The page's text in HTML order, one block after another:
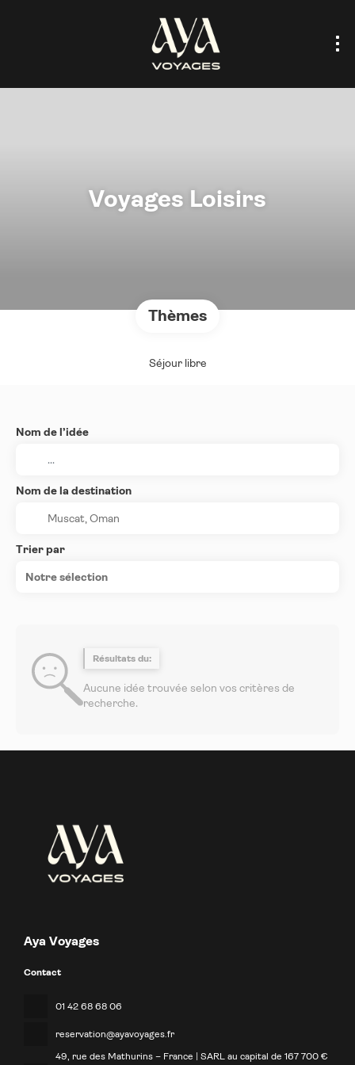
Voyages Loisirs
Thèmes
Séjour libre
Nom de l’idée
Nom de la destination
Trier par
Notre sélection
Résultats du:
Aucune idée trouvée selon vos critères de
recherche.
Aya Voyages
Contact
01 42 68 68 06
reservation@ayavoyages.fr
49, rue des Mathurins – France | SARL au capital de 167 700 €